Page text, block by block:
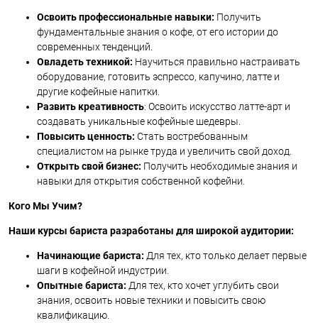
Освоить профессиональные навыки: Получить
фундаментальные знания о кофе, от его истории до
современных тенденций.
Овладеть техникой: Научиться правильно настраивать
оборудование, готовить эспрессо, капучино, латте и
другие кофейные напитки.
Развить креативность: Освоить искусство латте-арт и
создавать уникальные кофейные шедевры.
Повысить ценность: Стать востребованным
специалистом на рынке труда и увеличить свой доход.
Открыть свой бизнес: Получить необходимые знания и
навыки для открытия собственной кофейни.
Кого Мы Учим?
Наши курсы бариста разработаны для широкой аудитории:
Начинающие бариста: Для тех, кто только делает первые
шаги в кофейной индустрии.
Опытные бариста: Для тех, кто хочет углубить свои
знания, освоить новые техники и повысить свою
квалификацию.